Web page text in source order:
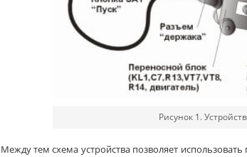
Рисунок 1.
Между тем схема устройства позволяет